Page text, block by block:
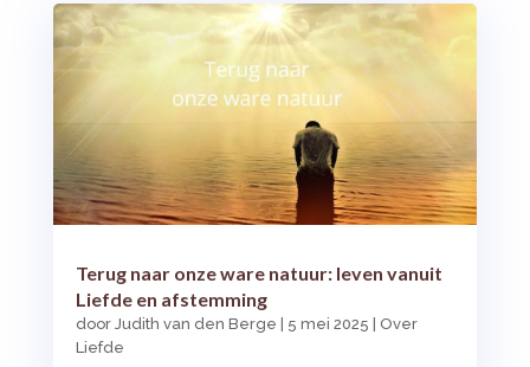
Terug naar onze ware natuur: leven vanuit
Liefde en afstemming
door Judith van den Berge | 5 mei 2025 | Over
Liefde